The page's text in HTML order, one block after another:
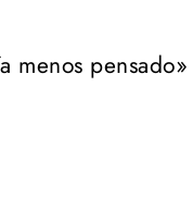
menos pensado»